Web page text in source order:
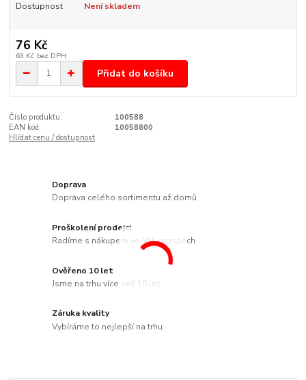
Dostupnost Není skladem
76 Kč
63 Kč bez DPH
Přidat do košíku
Číslo produktu:
100588
EAN kód:
10058800
Hlídat cenu / dostupnost
Doprava
Doprava celého sortimentu až domů
Proškolení prodejci
Radíme s nákupem ve Váš prospěch
Ověřeno 10 let
Jsme na trhu více než 10 let
Záruka kvality
Vybíráme to nejlepší na trhu